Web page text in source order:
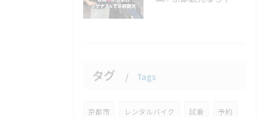
タグ Tags
京都市 レンタルバイク 試乗 予約